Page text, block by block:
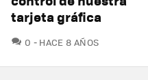
tarjeta gráfica
0 COMENTARIOS
HACE 8 AÑOS